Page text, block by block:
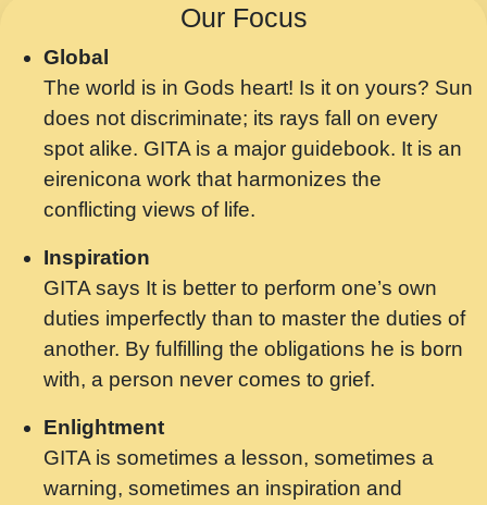
Chahe Ram Ho Chahe Shyam Ho.mp3
मझ अपन जवन बनन न आय, रठ हर क मनन न आय
Shri ravinandan shastri ji maharaj.mp3
मन अशांत मंत्र जाप - गीता प्रेरणा -Swami
Gyananand Ji Maharaj.mp3
मन बध लय परम वल कगन Special Shyam
Saawariya.mp3
मर गनय न अपरध लडडल शर रध.... Shri
ravinandan shastri ji maharaj.mp3
मेरे मन हरी का ध्यान लगा - भजन भाव - 2018 -
Rishikesh - Swami Gyananand Ji
Maharaj.mp3
यह हसरत तलब ह नकज कमर Yahi Hasraten
Talab Hai Bhav Pravah #bhajan.mp3
Our Focus
Global
The world is in Gods heart! Is it on yours? Sun
does not discriminate; its rays fall on every
spot alike. GITA is a major guidebook. It is an
eirenicona work that harmonizes the
conflicting views of life.
Inspiration
GITA says It is better to perform one’s own
duties imperfectly than to master the duties of
another. By fulfilling the obligations he is born
with, a person never comes to grief.
Enlightment
GITA is sometimes a lesson, sometimes a
warning, sometimes an inspiration and